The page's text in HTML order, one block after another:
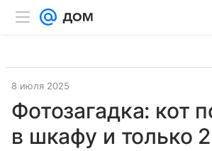
8 июля 2025
Фотозагадка: кот
в шкафу и только